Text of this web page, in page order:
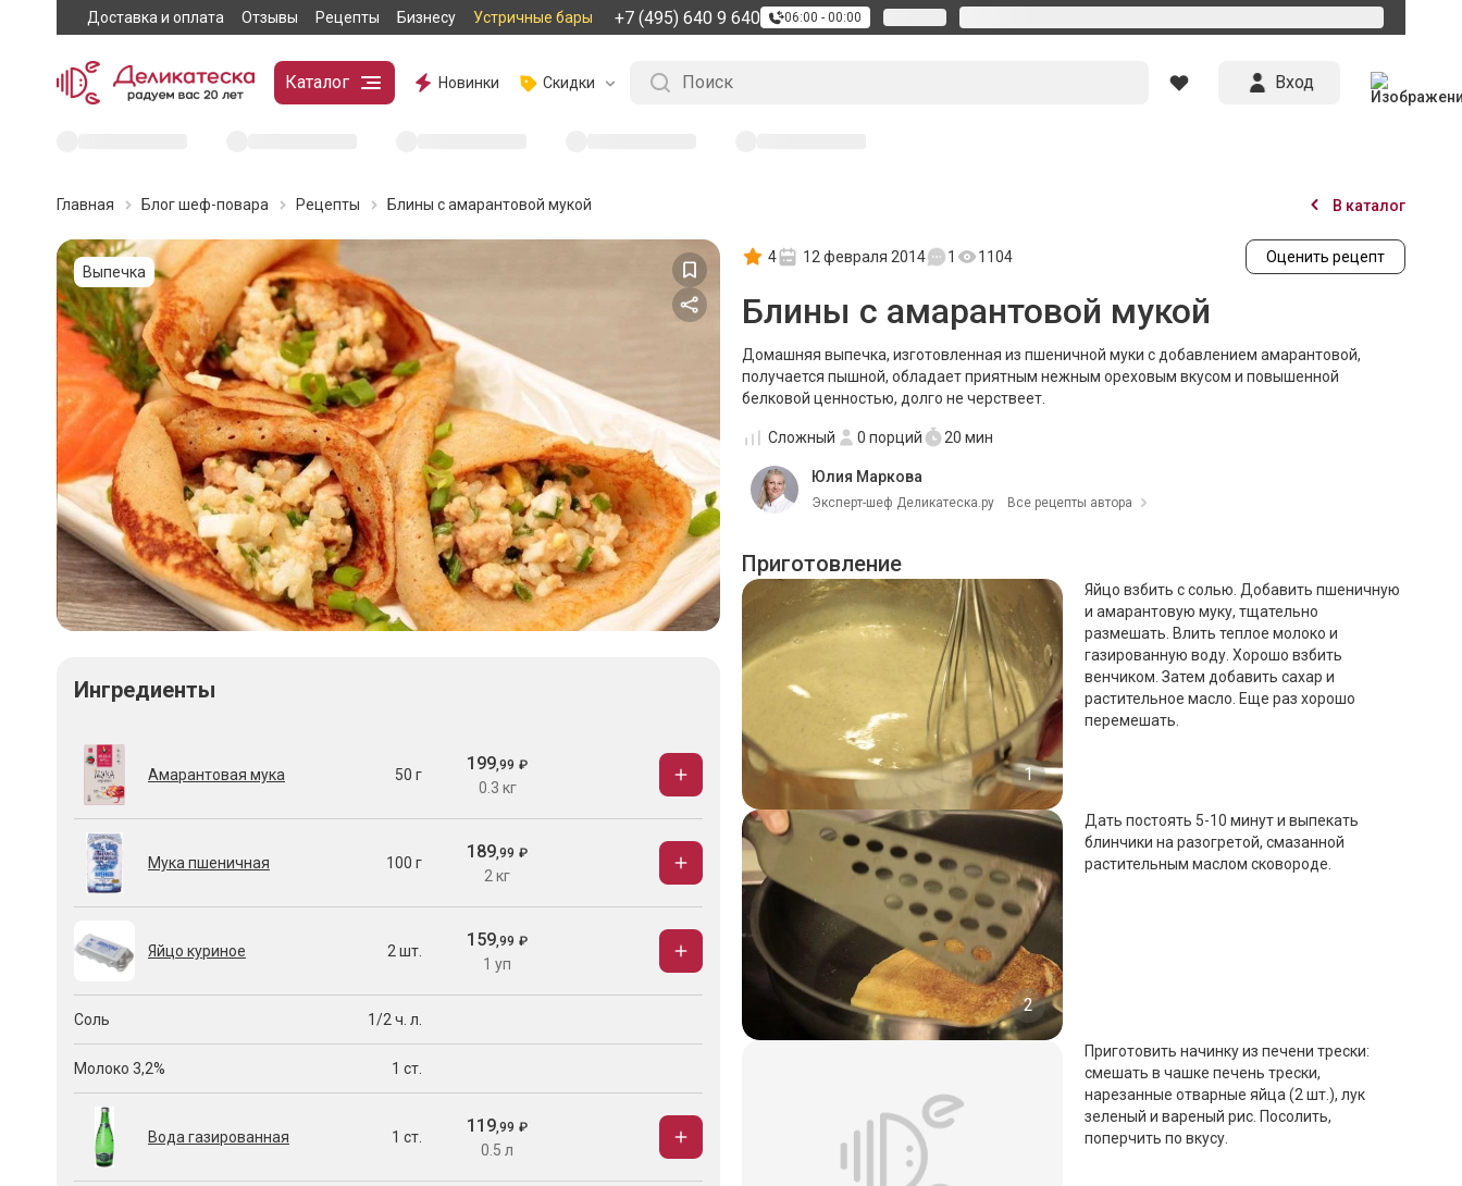
Доставка и оплата Отзывы Рецепты Бизнесу Устричные бары +7 (495) 640 9 640 06:00 - 00:00
Каталог Новинки Скидки Вход
Главная Блог шеф-повара Рецепты Блины с амарантовой мукой В каталог
Выпечка
Ингредиенты
Амарантовая мука 50 г
199,99 ₽
0.3 кг
Мука пшеничная 100 г
189,99 ₽
2 кг
Яйцо куриное 2 шт.
159,99 ₽
1 уп
Соль 1/2 ч. л.
Молоко 3,2% 1 ст.
Вода газированная 1 ст.
119,99 ₽
0.5 л
4 12 февраля 2014 1 1104 Оценить рецепт
Блины с амарантовой мукой
Домашняя выпечка, изготовленная из пшеничной муки с добавлением амарантовой,
получается пышной, обладает приятным нежным ореховым вкусом и повышенной
белковой ценностью, долго не черствеет.
Сложный 0 порций 20 мин
Юлия Маркова
Эксперт-шеф Деликатеска.ру Все рецепты автора
Приготовление
1
Яйцо взбить с солью. Добавить пшеничную
и амарантовую муку, тщательно
размешать. Влить теплое молоко и
газированную воду. Хорошо взбить
венчиком. Затем добавить сахар и
растительное масло. Еще раз хорошо
перемешать.
2
Дать постоять 5-10 минут и выпекать
блинчики на разогретой, смазанной
растительным маслом сковороде.
Приготовить начинку из печени трески:
смешать в чашке печень трески,
нарезанные отварные яйца (2 шт.), лук
зеленый и вареный рис. Посолить,
поперчить по вкусу.